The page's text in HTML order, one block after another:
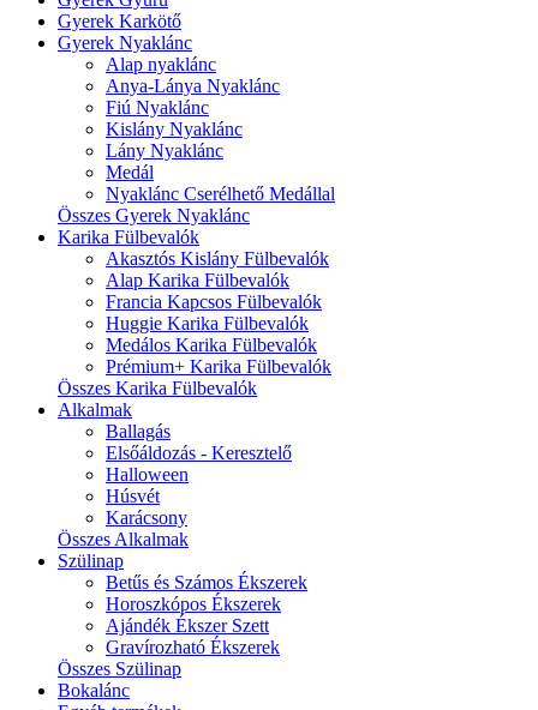
Gyerek Karkötő
Gyerek Nyaklánc
Alap nyaklánc
Anya-Lánya Nyaklánc
Fiú Nyaklánc
Kislány Nyaklánc
Lány Nyaklánc
Medál
Nyaklánc Cserélhető Medállal
Összes Gyerek Nyaklánc
Karika Fülbevalók
Akasztós Kislány Fülbevalók
Alap Karika Fülbevalók
Francia Kapcsos Fülbevalók
Huggie Karika Fülbevalók
Medálos Karika Fülbevalók
Prémium+ Karika Fülbevalók
Összes Karika Fülbevalók
Alkalmak
Ballagás
Elsőáldozás - Keresztelő
Halloween
Húsvét
Karácsony
Összes Alkalmak
Szülinap
Betűs és Számos Ékszerek
Horoszkópos Ékszerek
Ajándék Ékszer Szett
Gravírozható Ékszerek
Összes Szülinap
Bokalánc